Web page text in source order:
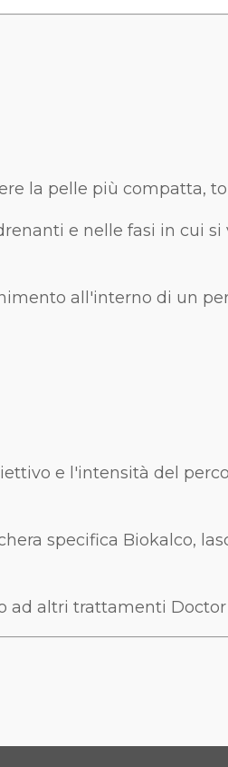
la pelle più compatta,
e nelle fasi in cui
all'interno di un
e l'intensità del
specifica Biokalco,
ad altri trattamenti Doctor